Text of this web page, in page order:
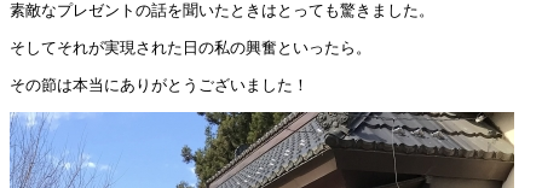
素敵なプレゼントの話を聞いたときはとっても驚きました。
そしてそれが実現された日の私の興奮といったら。
その節は本当にありがとうございました！